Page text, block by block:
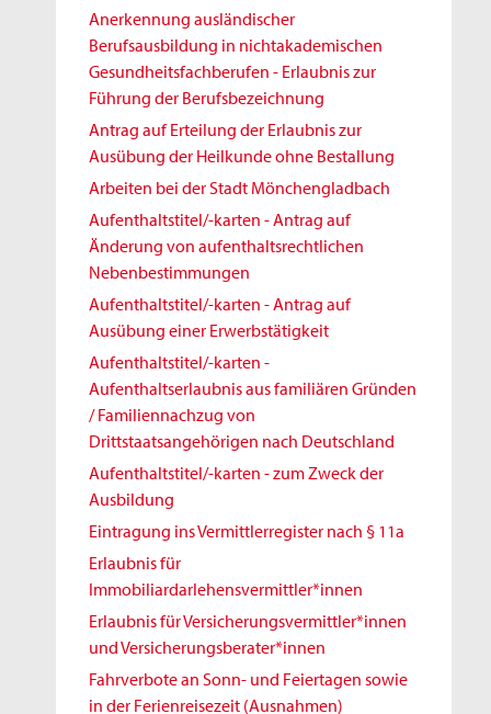
Anerkennung ausländischer
Berufsausbildung in nichtakademischen
Gesundheitsfachberufen - Erlaubnis zur
Führung der Berufsbezeichnung
Antrag auf Erteilung der Erlaubnis zur
Ausübung der Heilkunde ohne Bestallung
Arbeiten bei der Stadt Mönchengladbach
Aufenthaltstitel/-karten - Antrag auf
Änderung von aufenthaltsrechtlichen
Nebenbestimmungen
Aufenthaltstitel/-karten - Antrag auf
Ausübung einer Erwerbstätigkeit
Aufenthaltstitel/-karten -
Aufenthaltserlaubnis aus familiären Gründen
/ Familiennachzug von
Drittstaatsangehörigen nach Deutschland
Aufenthaltstitel/-karten - zum Zweck der
Ausbildung
Eintragung ins Vermittlerregister nach § 11a
Erlaubnis für
Immobiliardarlehensvermittler*innen
Erlaubnis für Versicherungsvermittler*innen
und Versicherungsberater*innen
Fahrverbote an Sonn- und Feiertagen sowie
in der Ferienreisezeit (Ausnahmen)